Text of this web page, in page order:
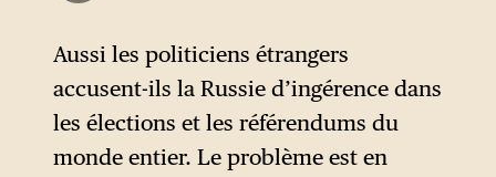
d’exportation. Cependant, il
n’explique toujours pas en
quoi consiste ce modèle ni en
quoi consiste son originalité.
Aussi les politiciens étrangers
accusent-ils la Russie d’ingérence dans
les élections et les référendums du
monde entier. Le problème est en